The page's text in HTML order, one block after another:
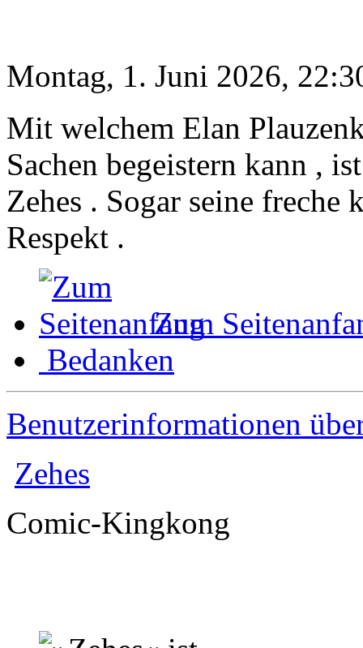
Montag, 1. Juni 2026,
Mit welchem Elan
Sachen begeistern kann ,
Zehes . Sogar seine
Respekt .
Zum
Bedanken
Benutzerinformationen
Zehes
Comic-Kingkong